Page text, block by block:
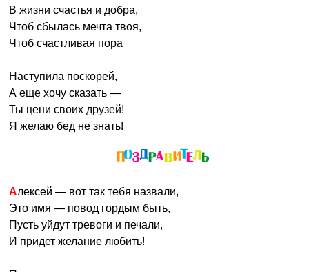
В жизни счастья и добра,
Чтоб сбылась мечта твоя,
Чтоб счастливая пора
Наступила поскорей,
А еще хочу сказать —
Ты цени своих друзей!
Я желаю бед не знать!
Алексей — вот так тебя назвали,
Это имя — повод гордым быть,
Пусть уйдут тревоги и печали,
И придет желание любить!